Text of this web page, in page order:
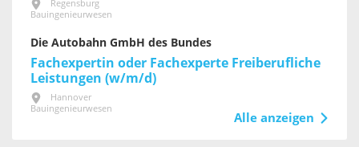
Regensburg
Bauingenieurwesen
Die Autobahn GmbH des Bundes
Fachexpertin oder Fachexperte Freiberufliche
Leistungen (w/m/d)
Hannover
Bauingenieurwesen
Alle anzeigen